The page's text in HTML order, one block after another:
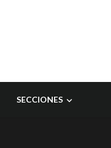
SECCIONES